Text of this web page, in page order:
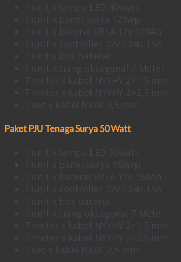
1 unit x lampu LED 40watt
1 unit x panel surya 120wp
1 unit x baterai VRLA 12v 120Ah
1 unit x controller 12v / 24v 15A
1 unit x box baterai
1 unit x tiang oktagonal 7 Meter
7 meter x kabel NYYHY 2×1,5 mm
7 meter x kabel NYYHY 2×2,5 mm
1 set x kabel NYAF 2,5 mm
Paket PJU Tenaga Surya 50 Watt
1 unit x lampu LED 50watt
1 unit x panel surya 150wp
1 unit x baterai VRLA 12v 150Ah
1 unit x controller 12v / 24v 15A
1 unit x box baterai
1 unit x tiang oktagonal 7 Meter
7 meter x kabel NYYHY 2×1,5 mm
7 meter x kabel NYYHY 2×2,5 mm
1 set x kabel NYAF 2,5 mm